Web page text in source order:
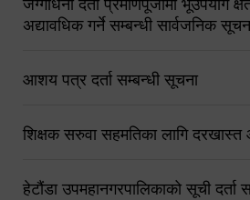
जग्गाधनी दर्ता प्रमाणपूर्जामा भूउपयोग
अद्यावधिक गर्ने सम्बन्धी सार्वजनिक
आशय पत्र दर्ता सम्बन्धी सूचना
शिक्षक सरुवा सहमतिका लागि दरखास्त
हेटौंडा उपमहानगरपालिकाको सूची दर्ता